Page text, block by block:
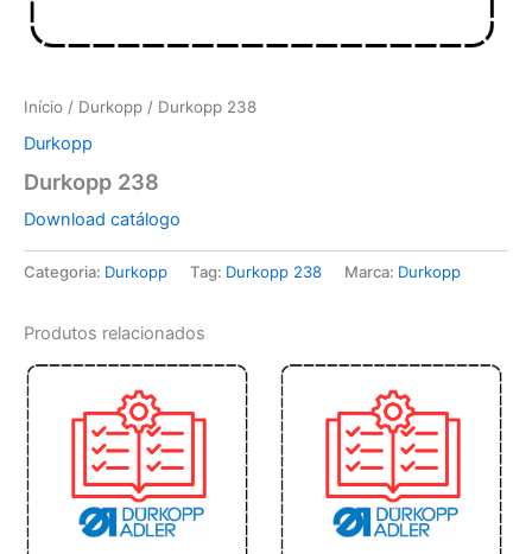
Início / Durkopp / Durkopp 238
Durkopp
Durkopp 238
Download catálogo
Categoria: Durkopp Tag: Durkopp 238 Marca: Durkopp
Produtos relacionados